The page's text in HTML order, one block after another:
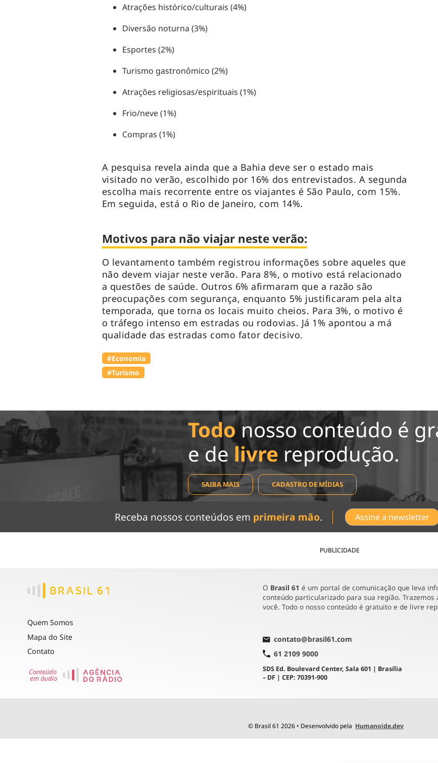
Atrações histórico/culturais (4%)
Diversão noturna (3%)
Esportes (2%)
Turismo gastronômico (2%)
Atrações religiosas/espirituais (1%)
Frio/neve (1%)
Compras (1%)
A pesquisa revela ainda que a Bahia deve ser o estado mais
visitado no verão, escolhido por 16% dos entrevistados. A segunda
escolha mais recorrente entre os viajantes é São Paulo, com 15%.
Em seguida, está o Rio de Janeiro, com 14%.
Motivos para não viajar neste verão:
O levantamento também registrou informações sobre aqueles que
não devem viajar neste verão. Para 8%, o motivo está relacionado
a questões de saúde. Outros 6% afirmaram que a razão são
preocupações com segurança, enquanto 5% justificaram pela alta
temporada, que torna os locais muito cheios. Para 3%, o motivo é
o tráfego intenso em estradas ou rodovias. Já 1% apontou a má
qualidade das estradas como fator decisivo.
#Economia
#Turismo
Todonosso conteúdo é
e de livre reprodução.
SAIBA MAIS CADASTRO DE MÍDIAS
Receba nossos conteúdos em primeira mão. Assine a newsletter
PUBLICIDADE
Quem Somos
Mapa do Site
Contato
O Brasil 61 é um portal de comunicação que leva
conteúdo particularizado para sua região.
você. Todo o nosso conteúdo é gratuito e de livre
contato@brasil61.com
61 2109 9000
SDS Ed. Boulevard Center, Sala 601 | Brasília
– DF | CEP: 70391-900
© Brasil 61 2026 • Desenvolvido pela Humanoide.dev